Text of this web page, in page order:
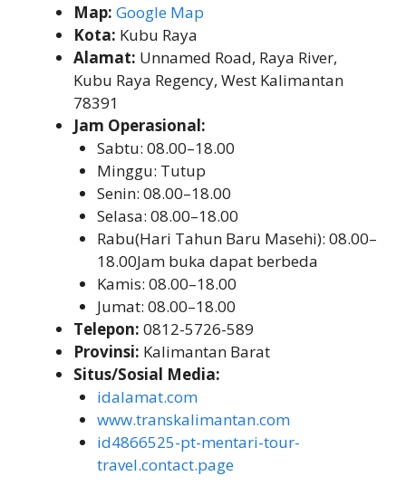
Map: Google Map
Kota: Kubu Raya
Alamat: Unnamed Road, Raya River,
Kubu Raya Regency, West Kalimantan
78391
Jam Operasional:
Sabtu: 08.00–18.00
Minggu: Tutup
Senin: 08.00–18.00
Selasa: 08.00–18.00
Rabu(Hari Tahun Baru Masehi): 08.00–
18.00Jam buka dapat berbeda
Kamis: 08.00–18.00
Jumat: 08.00–18.00
Telepon: 0812-5726-589
Provinsi: Kalimantan Barat
Situs/Sosial Media:
idalamat.com
www.transkalimantan.com
id4866525-pt-mentari-tour-
travel.contact.page